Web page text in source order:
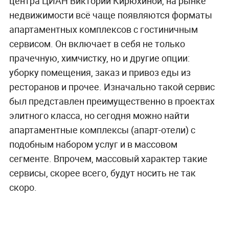
недвижимости всё чаще появляются форматы
апартаментных комплексов с гостиничным
сервисом. Он включает в себя не только
прачечную, химчистку, но и другие опции:
уборку помещения, заказ и привоз еды из
ресторанов и прочее. Изначально такой сервис
был представлен преимущественно в проектах
элитного класса, но сегодня можно найти
апартаментные комплексы (апарт-отели) с
подобным набором услуг и в массовом
сегменте. Впрочем, массовый характер такие
сервисы, скорее всего, будут носить не так
скоро.